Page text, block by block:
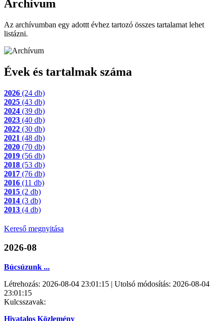
Archívum
Az archívumban egy adottt évhez tartozó összes tartalamat lehet
listázni.
Évek és tartalmak száma
2026 (24 db)
2025 (43 db)
2024 (39 db)
2023 (40 db)
2022 (30 db)
2021 (48 db)
2020 (70 db)
2019 (56 db)
2018 (53 db)
2017 (76 db)
2016 (11 db)
2015 (2 db)
2014 (3 db)
2013 (4 db)
Kereső megnyitása
2026-08
Búcsúzunk ...
Létrehozás: 2026-08-04 23:01:15 | Utolsó módosítás: 2026-08-04
23:01:15
Kulcsszavak:
Hivatalos Közlemény